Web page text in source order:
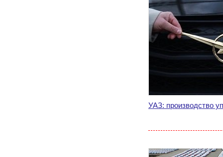
УАЗ: производство